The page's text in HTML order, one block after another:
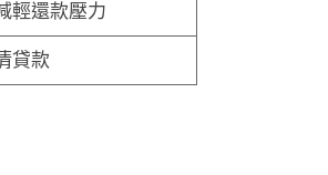
輕還款壓力
貸款